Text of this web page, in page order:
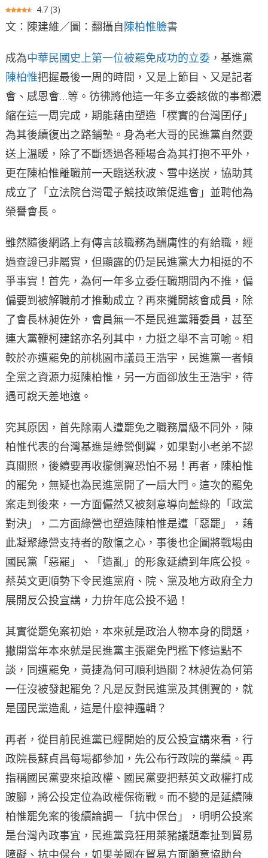
4.7 (3)
文：陳建維／圖：翻攝自陳柏惟臉書
成為中華民國史上第一位被罷免成功的立委，基進黨
陳柏惟把握最後一周的時間，又是上節目、又是記者
會、感恩會…等。彷彿將他這一年多立委該做的事都濃
縮在這一周完成，期能藉由塑造「樸實的台灣囝仔」
為其後續復出之路鋪墊。身為老大哥的民進黨自然要
送上溫暖，除了不斷透過各種場合為其打抱不平外，
更在陳柏惟離職前一天臨送秋波、雪中送炭，協助其
成立了「立法院台灣電子競技政策促進會」並聘他為
榮譽會長。
雖然隨後網路上有傳言該職務為酬庸性的有給職，經
過查證已非屬實，但顯露的仍是民進黨大力相挺的不
爭事實！首先，為何一年多立委任職期間內不推，偏
偏要到被解職前才推動成立？再來攤開該會成員，除
了會長林昶佐外，會員無一不是民進黨籍委員，甚至
連大黨鞭柯建銘亦名列其中，力挺之舉不言可喻。相
較於亦遭罷免的前桃園市議員王浩宇，民進黨一者傾
全黨之資源力挺陳柏惟，另一方面卻放生王浩宇，待
遇可說天差地遠。
究其原因，首先除兩人遭罷免之職務層級不同外，陳
柏惟代表的台灣基進是綠營側翼，如果對小老弟不認
真關照，後續要再收攏側翼恐怕不易！再者，陳柏惟
的罷免，無疑也為民進黨開了一扇大門。這次的罷免
案走到後來，一方面儼然又被刻意導向藍綠的「政黨
對決」，二方面綠營也塑造陳柏惟是遭「惡罷」，藉
此凝聚綠營支持者的敵愾之心，事後也企圖將戰場由
國民黨「惡罷」、「造亂」的形象延續到年底公投。
蔡英文更順勢下令民進黨府、院、黨及地方政府全力
展開反公投宣講，力拚年底公投不過！
其實從罷免案初始，本來就是政治人物本身的問題，
撇開當年本來就是民進黨主張罷免門檻下修這點不
談，同遭罷免，黃捷為何可順利過關？林昶佐為何第
一任沒被發起罷免？凡是反對民進黨及其側翼的，就
是國民黨造亂，這是什麼神邏輯？
再者，從目前民進黨已經開始的反公投宣講來看，行
政院長蘇貞昌每場都參加，先公布行政院的業績。再
指稱國民黨要來搶政權、國民黨要把蔡英文政權打成
跛腳，將公投定位為政權保衛戰。而不變的是延續陳
柏惟罷免案的後續論調－「抗中保台」，明明公投案
是台灣內政事宜，民進黨竟狂用萊豬議題牽扯到貿易
障礙、抗中保台，如果美國在貿易方面願意協助台